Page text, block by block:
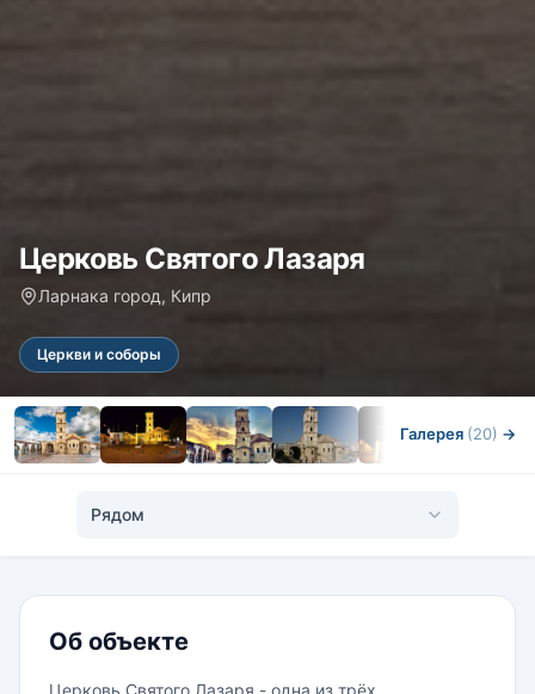
Церковь Святого Лазаря
Ларнака город, Кипр
Церкви и соборы
Галерея (20) →
Рядом
Об объекте
Церковь Святого Лазаря - одна из трёх